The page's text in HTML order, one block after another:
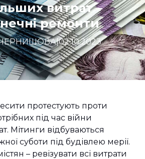
витрат –
ремонти
|02.10.2023
протестують проти
під час війни
Мітинги відбуваються
суботи під будівлею мерії.
– ревізувати всі витрати